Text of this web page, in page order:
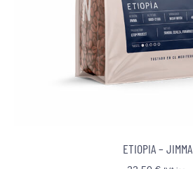
ETIOPIA – JIMMA